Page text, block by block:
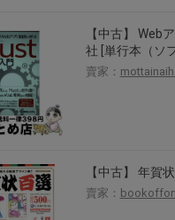
1日上午00:00開始至2026年8
號每日只可簽到1次，逾期不得
簽到7次，系統會即時發放「
手機認證才可參加本活動，若
使用規則：
【中古】 Web
社 [単行本（ソ
賣家：
【中古】 年賀
賣家：